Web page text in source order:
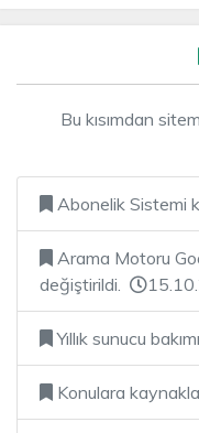
Bu kısımdan
Abonelik Sistemi
Arama Motoru
değiştirildi.
Yıllık sunucu
Konulara